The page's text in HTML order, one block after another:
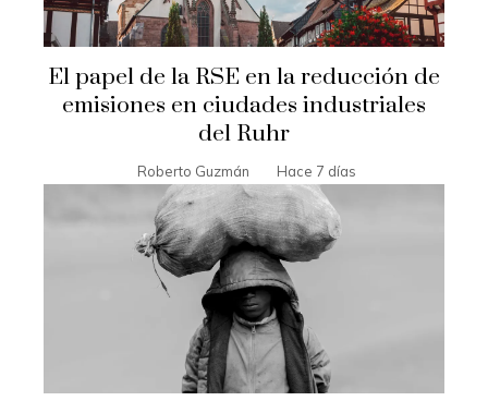
El papel de la RSE en la reducción de
emisiones en ciudades industriales
del Ruhr
Roberto Guzmán Hace 7 días